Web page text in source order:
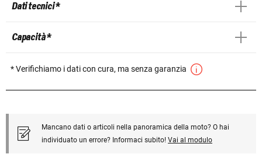
Dati tecnici *
Capacità *
* Verifichiamo i dati con cura, ma senza garanzia
Mancano dati o articoli nella panoramica della moto? O hai
individuato un errore? Informaci subito! Vai al modulo